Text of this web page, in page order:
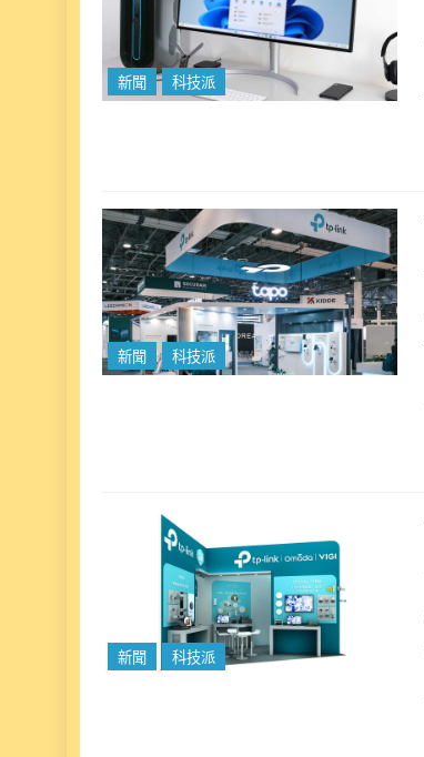
新聞 科技派
新聞 科技派
新聞 科技派